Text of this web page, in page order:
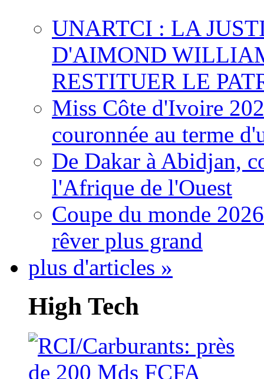
UNARTCI : LA
D'AIMOND
RESTITUER LE
Miss Côte d'Ivoire
couronnée au terme
De Dakar à Abidjan,
l'Afrique de l'Ouest
Coupe du monde
rêver plus grand
plus d'articles »
High Tech